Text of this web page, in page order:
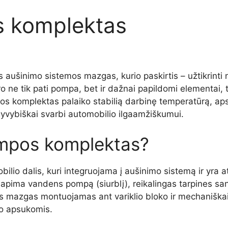
komplektas
aušinimo sistemos mazgas, kurio paskirtis – užtikrinti
ne tik pati pompa, bet ir dažnai papildomi elementai,
komplektas palaiko stabilią darbinę temperatūrą,
svarbi automobilio ilgaamžiškumui.
komplektas?
dalis, kuri integruojama į aušinimo sistemą ir yra
vandens pompą (siurblį), reikalingas tarpines
montuojamas ant variklio bloko ir
apsukomis.